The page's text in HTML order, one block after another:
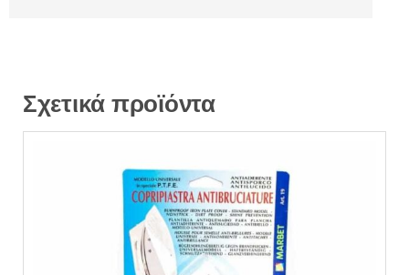
Σχετικά προϊόντα